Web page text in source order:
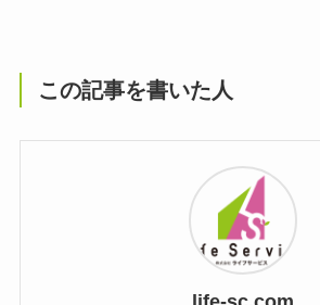
この記事を書いた人